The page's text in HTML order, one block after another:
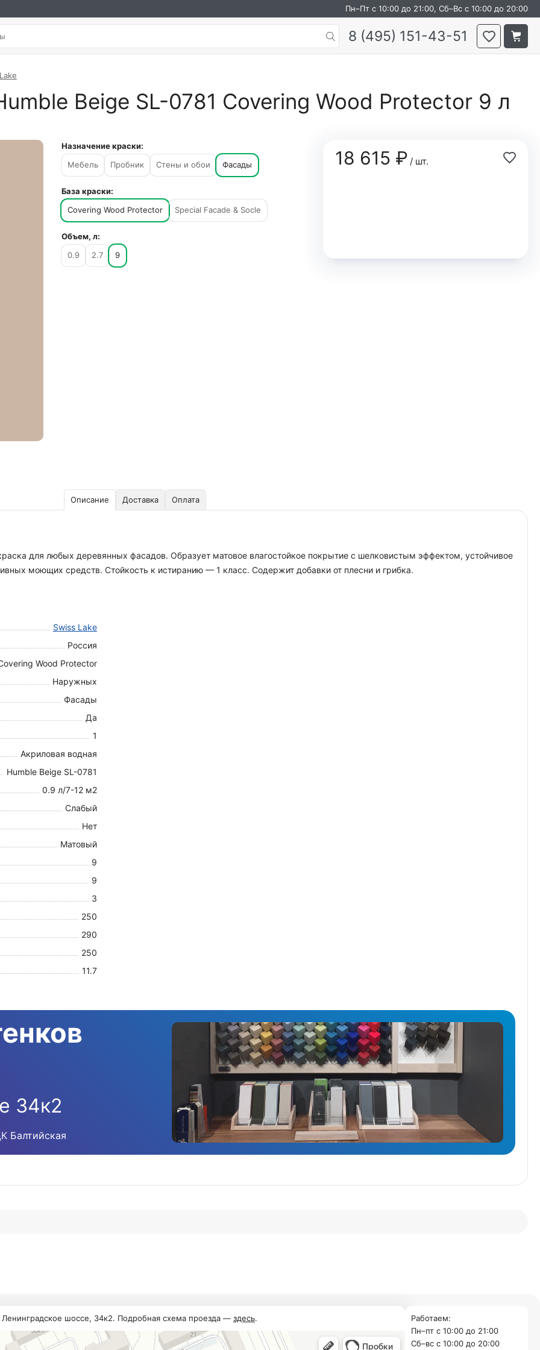
Пн–Пт с 10:00 до 21:00, Сб–Вс с 10:00 до 20:00
8 (495) 151-43-51
Beige SL-0781 Covering Wood Protector 9 л
18 615 ₽/ шт.
Назначение краски:
Мебель
Пробник Стены и обои Фасады
База краски:
Covering Wood Protector
Special Facade & Socle
Объем, л:
0.9
2.7 9
Описание Доставка Оплата
для любых деревянных фасадов. Образует матовое влагостойкое покрытие с шелковистым эффектом, устойчивое
моющих средств. Стойкость к истиранию — 1 класс. Содержит добавки от плесни и грибка.
Swiss Lake
Россия
Wood Protector
Наружных
Фасады
Да
1
Акриловая водная
Humble Beige SL-0781
0.9 л/7-12 м2
Слабый
Нет
Матовый
9
9
3
250
290
250
11.7
34к2
Балтийская
шоссе, 34к2. Подробная схема проезда — здесь.
Работаем:
Пн–пт с 10:00 до 21:00
Cб–вс с 10:00 до 20:00